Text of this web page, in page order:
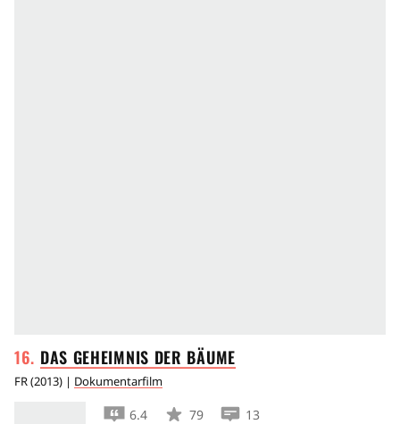
DAS GEHEIMNIS DER BÄUME
FR(2013) | Dokumentarfilm
6.4 79
13